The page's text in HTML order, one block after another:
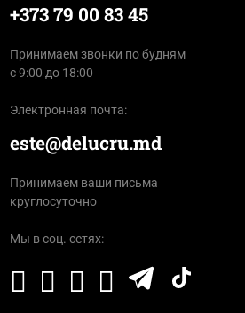
+373 79 00 83 45
Принимаем звонки по будням
с 9:00 до 18:00
Электронная почта:
este@delucru.md
Принимаем ваши письма
круглосуточно
Мы в соц. сетях: